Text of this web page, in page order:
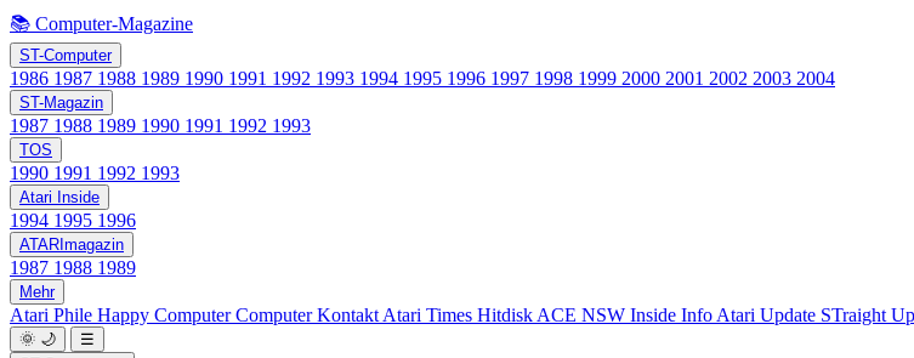
📚 Computer-Magazine
ST-Computer
1986 1987 1988 1989 1990 1991 1992 1993 1994 1995 1996 1997 1998 1999 2000 2001 2002 2003 2004
ST-Magazin
1987 1988 1989 1990 1991 1992 1993
TOS
1990 1991 1992 1993
Atari Inside
1994 1995 1996
ATARImagazin
1987 1988 1989
Mehr
Atari Phile Happy ComputerComputer Kontakt Atari Times Hitdisk ACE NSW Inside Info Atari Update STraight Up
🌞 🌙
☰